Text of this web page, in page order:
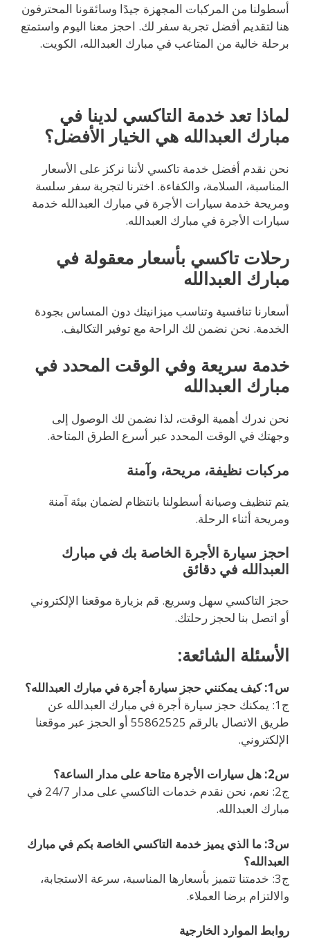
أسطولنا من المركبات المجهزة جيدًا وسائقونا المحترفون
هنا لتقديم أفضل تجربة سفر لك. احجز معنا اليوم واستمتع
برحلة خالية من المتاعب في مبارك العبدالله، الكويت.
لماذا تعد خدمة التاكسي لدينا في
مبارك العبدالله هي الخيار الأفضل؟
نحن نقدم أفضل خدمة تاكسي لأننا نركز على الأسعار
المناسبة، السلامة، والكفاءة. اخترنا لتجربة سفر سلسة
ومريحة خدمة سيارات الأجرة في مبارك العبدالله خدمة
سيارات الأجرة في مبارك العبدالله.
رحلات تاكسي بأسعار معقولة في
مبارك العبدالله
أسعارنا تنافسية وتناسب ميزانيتك دون المساس بجودة
الخدمة. نحن نضمن لك الراحة مع توفير التكاليف.
خدمة سريعة وفي الوقت المحدد في
مبارك العبدالله
نحن ندرك أهمية الوقت، لذا نضمن لك الوصول إلى
وجهتك في الوقت المحدد عبر أسرع الطرق المتاحة.
مركبات نظيفة، مريحة، وآمنة
يتم تنظيف وصيانة أسطولنا بانتظام لضمان بيئة آمنة
ومريحة أثناء الرحلة.
احجز سيارة الأجرة الخاصة بك في مبارك
العبدالله في دقائق
حجز التاكسي سهل وسريع. قم بزيارة موقعنا الإلكتروني
أو اتصل بنا لحجز رحلتك.
الأسئلة الشائعة:
س1: كيف يمكنني حجز سيارة أجرة في مبارك العبدالله؟
ج1: يمكنك حجز سيارة أجرة في مبارك العبدالله عن
طريق الاتصال بالرقم 55862525 أو الحجز عبر موقعنا
الإلكتروني.
س2: هل سيارات الأجرة متاحة على مدار الساعة؟
ج2: نعم، نحن نقدم خدمات التاكسي على مدار 24/7 في
مبارك العبدالله.
س3: ما الذي يميز خدمة التاكسي الخاصة بكم في مبارك
العبدالله؟
ج3: خدمتنا تتميز بأسعارها المناسبة، سرعة الاستجابة،
والالتزام برضا العملاء.
روابط الموارد الخارجية